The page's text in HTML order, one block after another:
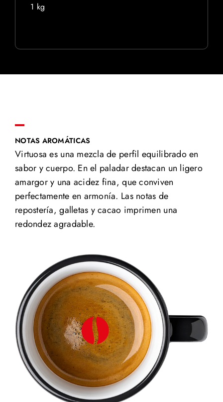
1 kg
NOTAS AROMÁTICAS
Virtuosa es una mezcla de perfil equilibrado en
sabor y cuerpo. En el paladar destacan un ligero
amargor y una acidez fina, que conviven
perfectamente en armonía. Las notas de
repostería, galletas y cacao imprimen una
redondez agradable.